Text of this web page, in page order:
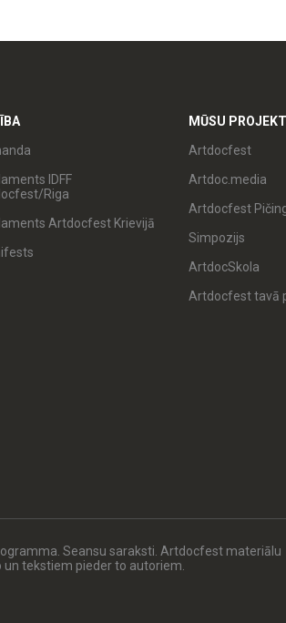
IDFF
Riga
Artdocfest Krievijā
MŪSU
Artdocfest
Artdoc.media
Artdocfest
Simpozijs
ArtdocSkola
Artdocfest tavā
Seansu saraksti. Artdocfest materiālu
tekstiem pieder to autoriem.